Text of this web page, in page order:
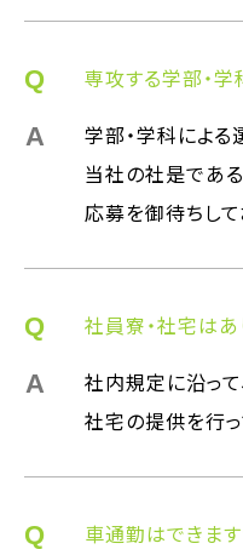
専攻する学部・
学部・学科による
当社の社是であ
応募を御待ちして
社員寮・社宅はあ
社内規定に沿っ
社宅の提供を行
車通勤はできます